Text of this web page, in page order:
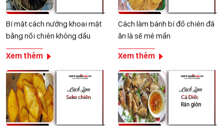
Bí mật cách nướng khoai mật
bằng nồi chiên không dầu
Xem thêm
Cách làm bánh bí đổ chiên đã
ăn là sẽ mê mẩn
Xem thêm